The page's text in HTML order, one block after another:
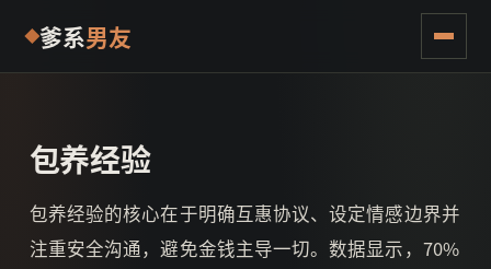
爹系男友
包养经验
包养经验的核心在于明确互惠协议、设定情感边界并
注重安全沟通，避免金钱主导一切。数据显示，70%